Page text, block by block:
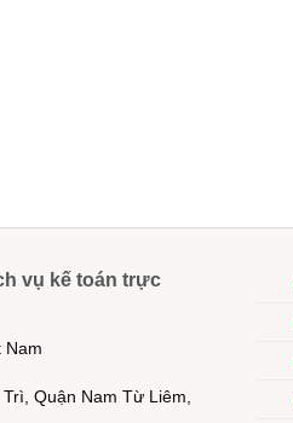
vụ kế toán trực
Nam
Quận Nam Từ Liêm,